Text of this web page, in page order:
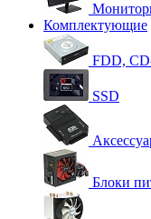
Комплектующие
FDD,
SSD
Блоки